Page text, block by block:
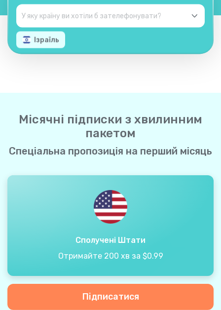
Ізраїль
Місячні підписки з хвилинним
пакетом
Спеціальна пропозиція на перший місяць
Сполучені Штати
Отримайте 200 хв за $0.99
Підписатися